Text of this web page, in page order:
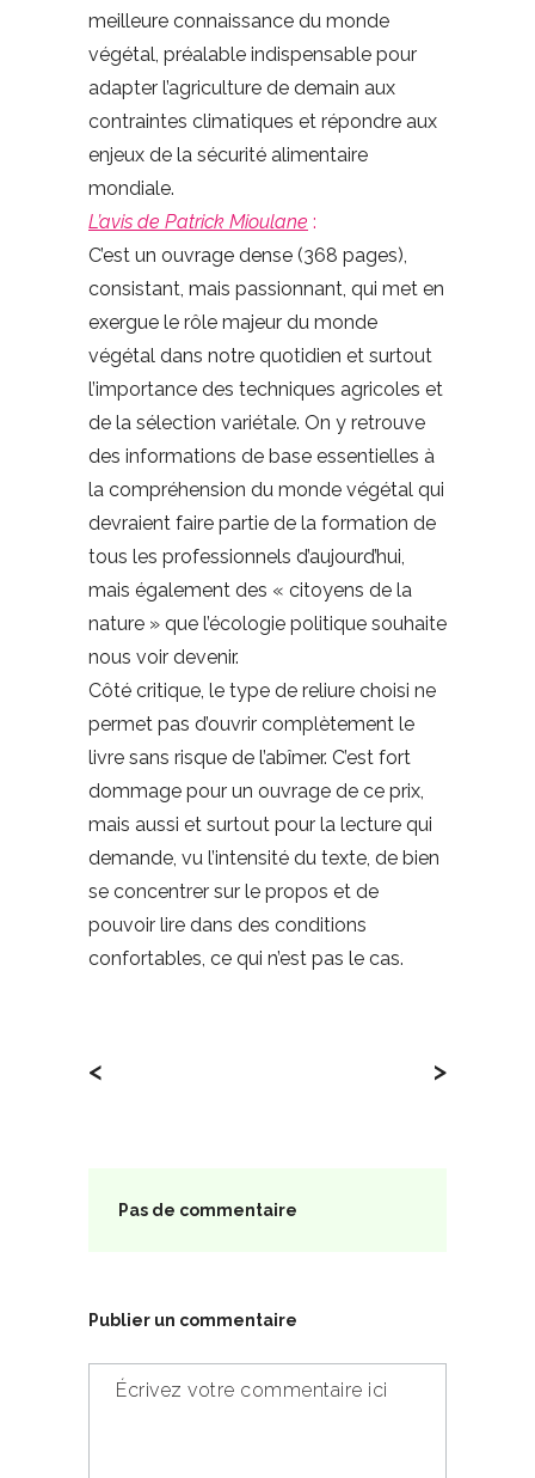
meilleure connaissance du monde
végétal, préalable indispensable pour
adapter l’agriculture de demain aux
contraintes climatiques et répondre aux
enjeux de la sécurité alimentaire
mondiale.
L’avis de Patrick Mioulane :
C’est un ouvrage dense (368 pages),
consistant, mais passionnant, qui met en
exergue le rôle majeur du monde
végétal dans notre quotidien et surtout
l’importance des techniques agricoles et
de la sélection variétale. On y retrouve
des informations de base essentielles à
la compréhension du monde végétal qui
devraient faire partie de la formation de
tous les professionnels d’aujourd’hui,
mais également des « citoyens de la
nature » que l’écologie politique souhaite
nous voir devenir.
Côté critique, le type de reliure choisi ne
permet pas d’ouvrir complètement le
livre sans risque de l’abîmer. C’est fort
dommage pour un ouvrage de ce prix,
mais aussi et surtout pour la lecture qui
demande, vu l’intensité du texte, de bien
se concentrer sur le propos et de
pouvoir lire dans des conditions
confortables, ce qui n’est pas le cas.
< >
Pas de commentaire
Publier un commentaire